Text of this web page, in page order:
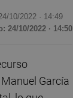
10/2022 · 14:49
24/10/2022 · 14:50
García